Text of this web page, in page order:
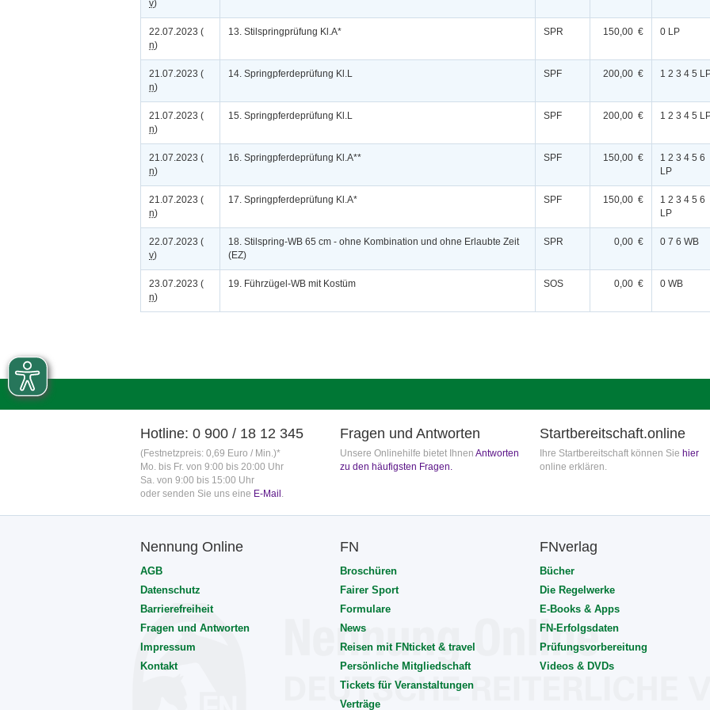
v)
22.07.2023 (
n)
13. Stilspringprüfung Kl.A* SPR 150,00 € 0 LP
21.07.2023 (
n)
14. Springpferdeprüfung Kl.L SPF 200,00 € 1 2 3 4 5
21.07.2023 (
n)
15. Springpferdeprüfung Kl.L SPF 200,00 € 1 2 3 4 5
21.07.2023 (
n)
16. Springpferdeprüfung Kl.A** SPF 150,00 €
1 2 3 4 5 6
LP
21.07.2023 (
n)
17. Springpferdeprüfung Kl.A* SPF 150,00 €
1 2 3 4 5 6
LP
22.07.2023 (
v)
18. Stilspring-WB 65 cm - ohne Kombination und ohne Erlaubte Zeit
(EZ)
SPR 0,00 € 0 7 6 WB
23.07.2023 (
n)
19. Führzügel-WB mit Kostüm SOS 0,00 € 0 WB
Hotline: 0 900 / 18 12 345
(Festnetzpreis: 0,69 Euro / Min.)*
Mo. bis Fr. von 9:00 bis 20:00 Uhr
Sa. von 9:00 bis 15:00 Uhr
oder senden Sie uns eine E-Mail .
Fragen und Antworten
Unsere Onlinehilfe bietet Ihnen Antworten
zu den häufigsten Fragen.
Startbereitschaft.online
Ihre Startbereitschaft können Sie hier
online erklären.
Nennung Online
AGB
Datenschutz
Barrierefreiheit
Fragen und Antworten
Impressum
Kontakt
FN
Broschüren
Fairer Sport
Formulare
News
Reisen mit FNticket & travel
Persönliche Mitgliedschaft
Tickets für Veranstaltungen
Verträge
FNverlag
Bücher
Die Regelwerke
E-Books & Apps
FN-Erfolgsdaten
Prüfungsvorbereitung
Videos & DVDs